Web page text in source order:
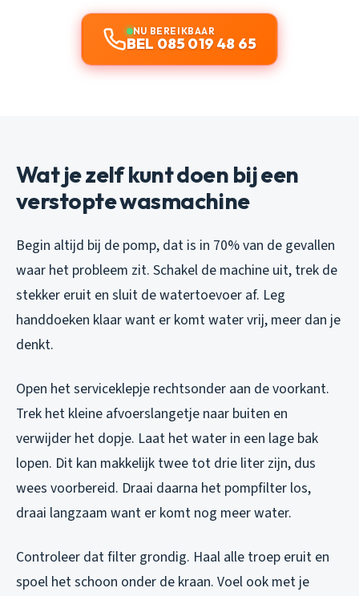
NU BEREIKBAAR
BEL 085 019 48 65
Wat je zelf kunt doen bij een
verstopte wasmachine
Begin altijd bij de pomp, dat is in 70% van de gevallen
waar het probleem zit. Schakel de machine uit, trek de
stekker eruit en sluit de watertoevoer af. Leg
handdoeken klaar want er komt water vrij, meer dan je
denkt.
Open het serviceklepje rechtsonder aan de voorkant.
Trek het kleine afvoerslangetje naar buiten en
verwijder het dopje. Laat het water in een lage bak
lopen. Dit kan makkelijk twee tot drie liter zijn, dus
wees voorbereid. Draai daarna het pompfilter los,
draai langzaam want er komt nog meer water.
Controleer dat filter grondig. Haal alle troep eruit en
spoel het schoon onder de kraan. Voel ook met je